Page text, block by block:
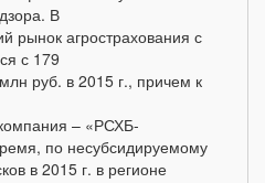
В
рынок агрострахования с
с 179
руб. в 2015 г., причем к
– «РСХБ-
по несубсидируемому
в 2015 г. в регионе